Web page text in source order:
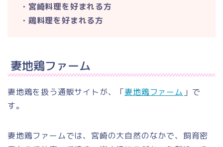
・宮崎料理を好まれる方
・鶏料理を好まれる方
妻地鶏ファーム
妻地鶏を扱う通販サイトが、「妻地鶏ファーム 」で
す。
妻地鶏ファームでは、宮崎の大自然のなかで、飼育密